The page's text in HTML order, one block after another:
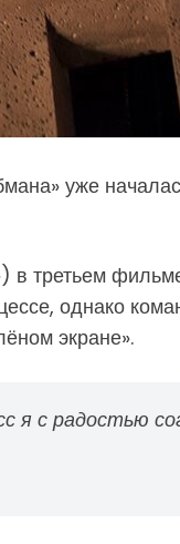
уже
третьем
однако
экране».
я с радостью